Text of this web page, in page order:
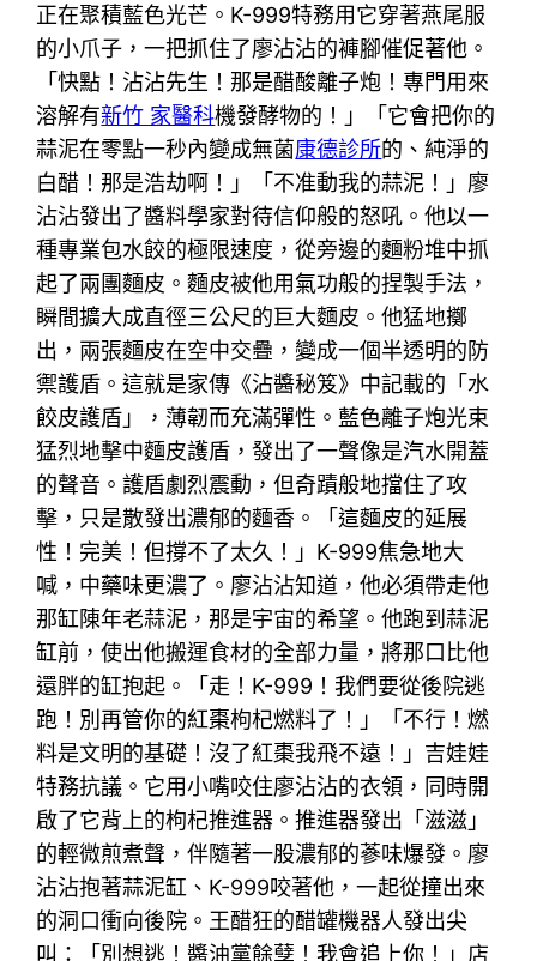
正在聚積藍色光芒。K-999特務用它穿著燕尾服
的小爪子，一把抓住了廖沾沾的褲腳催促著他。
「快點！沾沾先生！那是醋酸離子炮！專門用來
溶解有新竹 家醫科機發酵物的！」「它會把你的
蒜泥在零點一秒內變成無菌康德診所的、純淨的
白醋！那是浩劫啊！」「不准動我的蒜泥！」廖
沾沾發出了醬料學家對待信仰般的怒吼。他以一
種專業包水餃的極限速度，從旁邊的麵粉堆中抓
起了兩團麵皮。麵皮被他用氣功般的捏製手法，
瞬間擴大成直徑三公尺的巨大麵皮。他猛地擲
出，兩張麵皮在空中交疊，變成一個半透明的防
禦護盾。這就是家傳《沾醬秘笈》中記載的「水
餃皮護盾」，薄韌而充滿彈性。藍色離子炮光束
猛烈地擊中麵皮護盾，發出了一聲像是汽水開蓋
的聲音。護盾劇烈震動，但奇蹟般地擋住了攻
擊，只是散發出濃郁的麵香。「這麵皮的延展
性！完美！但撐不了太久！」K-999焦急地大
喊，中藥味更濃了。廖沾沾知道，他必須帶走他
那缸陳年老蒜泥，那是宇宙的希望。他跑到蒜泥
缸前，使出他搬運食材的全部力量，將那口比他
還胖的缸抱起。「走！K-999！我們要從後院逃
跑！別再管你的紅棗枸杞燃料了！」「不行！燃
料是文明的基礎！沒了紅棗我飛不遠！」吉娃娃
特務抗議。它用小嘴咬住廖沾沾的衣領，同時開
啟了它背上的枸杞推進器。推進器發出「滋滋」
的輕微煎煮聲，伴隨著一股濃郁的蔘味爆發。廖
沾沾抱著蒜泥缸、K-999咬著他，一起從撞出來
的洞口衝向後院。王醋狂的醋罐機器人發出尖
叫：「別想逃！醬油黨餘孽！我會追上你！」店